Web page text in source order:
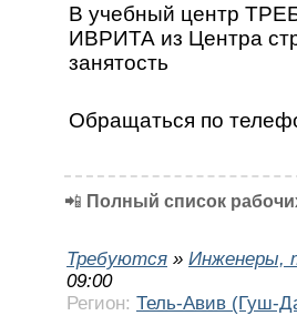
В учебный центр
ИВРИТА из Центра
занятость
Обращаться по
📲 Полный список
Требуются » Инженеры,
09:00
Регион: Тель-Авив (Гуш-